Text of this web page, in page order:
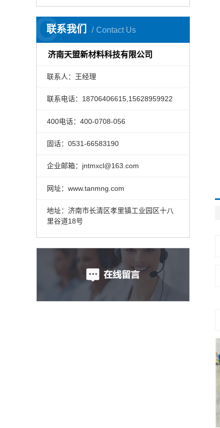
联系我们 Contact Us
C
济南天盟新材料科技有限公司
联系人：王经理
联系电话：18706406615,15628959922
400电话：400-0708-056
固话：0531-66583190
企业邮箱：jntmxcl@163.com
网址：www.tanmng.com
地址：济南市长清区孝里镇工业园区十八
里谷道18号